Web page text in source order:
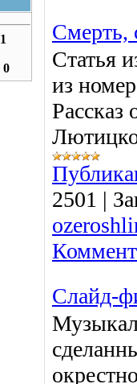
1
0
Смерть,
Статья
из
Рассказ
2501 |
Слайд-